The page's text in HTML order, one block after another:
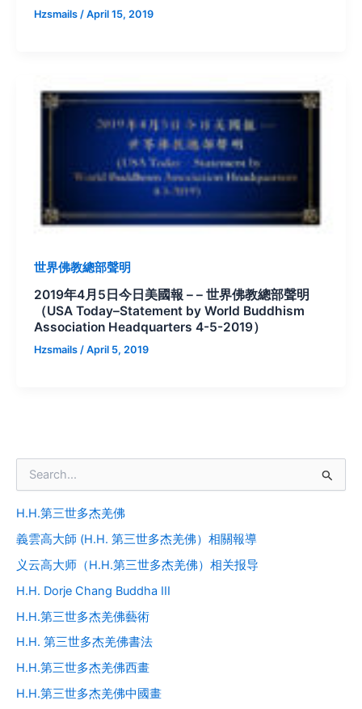
Hzsmails / April 15, 2019
世界佛教總部聲明
2019年4月5日今日美國報 – – 世界佛教總部聲明
（USA Today–Statement by World Buddhism
Association Headquarters 4-5-2019）
Hzsmails / April 5, 2019
r
h
f
r
:
H.H.第三世多杰羌佛
義雲高大師 (H.H. 第三世多杰羌佛）相關報導
义云高大师（H.H.第三世多杰羌佛）相关报导
H.H. Dorje Chang Buddha III
H.H.第三世多杰羌佛藝術
H.H. 第三世多杰羌佛書法
H.H.第三世多杰羌佛西畫
H.H.第三世多杰羌佛中國畫